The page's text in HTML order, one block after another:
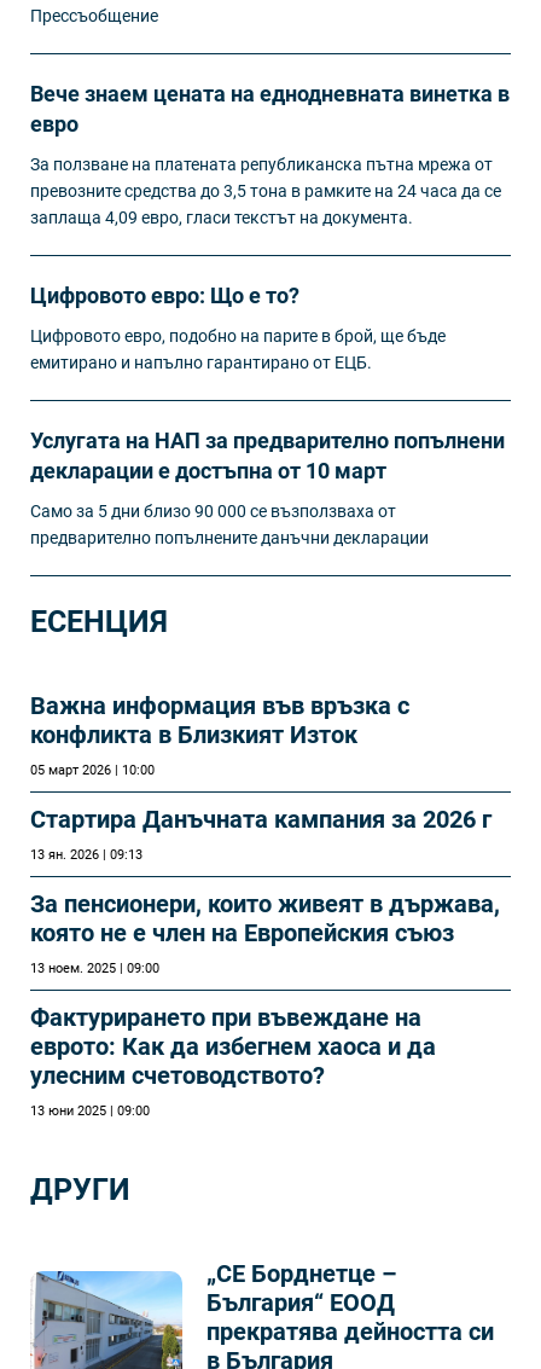
Прессъобщение
Вече знаем цената на еднодневната винетка в
евро
За ползване на платената републиканска пътна мрежа от
превозните средства до 3,5 тона в рамките на 24 часа да се
заплаща 4,09 евро, гласи текстът на документа.
Цифровото евро: Що е то?
Цифровото евро, подобно на парите в брой, ще бъде
емитирано и напълно гарантирано от ЕЦБ.
Услугата на НАП за предварително попълнени
декларации е достъпна от 10 март
Само за 5 дни близо 90 000 се възползваха от
предварително попълнените данъчни декларации
ЕСЕНЦИЯ
Важна информация във връзка с
конфликта в Близкият Изток
05 март 2026 | 10:00
Стартира Данъчната кампания за 2026 г
13 ян. 2026 | 09:13
За пенсионери, които живеят в държава,
която не е член на Европейския съюз
13 ноем. 2025 | 09:00
Фактурирането при въвеждане на
еврото: Как да избегнем хаоса и да
улесним счетоводството?
13 юни 2025 | 09:00
ДРУГИ
„СЕ Борднетце –
България“ ЕООД
прекратява дейността си
в България